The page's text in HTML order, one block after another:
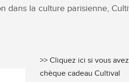
dans la culture parisienne,
>> Cliquez ici si vous
chèque cadeau Cultival